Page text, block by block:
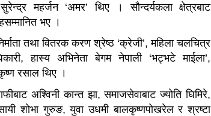
महर्जन ‘अमर’ थिए । सौन्दर्यकला क्षेत्रबाट
भए ।
तथा वितरक करण श्रेष्ठ ‘क्रेजी’, महिला चलचित्र
हास्य अभिनेता बेगम नेपाली ‘भट्भटे माईला’,
रसाल थिए ।
अश्विनी कान्त झा, समाजसेवाबाट ज्योति घिमिरे,
शोभा गुरुङ, युवा उधमी बालकृष्णपोखरेल र श्रष्टा